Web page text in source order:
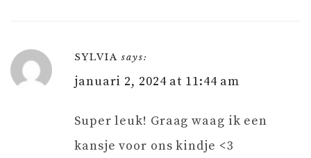
SYLVIA says:
januari 2, 2024 at 11:44 am
Super leuk! Graag waag ik een
kansje voor ons kindje <3